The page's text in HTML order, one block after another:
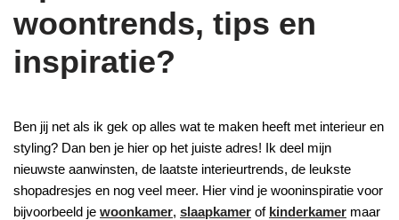
woontrends, tips en
inspiratie?
Ben jij net als ik gek op alles wat te maken heeft met interieur en
styling? Dan ben je hier op het juiste adres! Ik deel mijn
nieuwste aanwinsten, de laatste interieurtrends, de leukste
shopadresjes en nog veel meer. Hier vind je wooninspiratie voor
bijvoorbeeld je woonkamer, slaapkamer of kinderkamer maar